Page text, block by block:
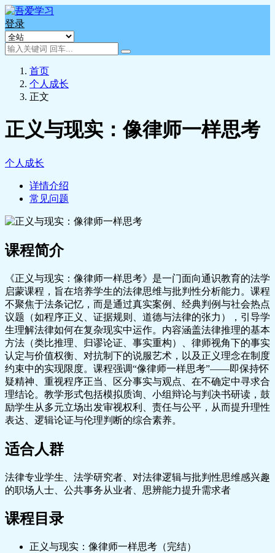
登录
首页
个人成长
正文
正义与现实：像律师一样思考
个人成长
详情介绍
常见问题
课程简介
《正义与现实：像律师一样思考》是一门面向通识教育的法学
启蒙课程，旨在培养学生的法律思维与批判性分析能力。课程
不聚焦于法条记忆，而是通过真实案例、经典判例与社会热点
议题（如程序正义、证据规则、道德与法律的张力），引导学
生理解法律如何在复杂现实中运作。内容涵盖法律推理的基本
方法（类比推理、归谬论证、事实重构）、律师视角下的事实
认定与价值权衡、对抗制下的说服艺术，以及正义理念在制度
约束中的实现限度。课程强调“像律师一样思考”——即保持怀
疑精神、重视程序正当、区分事实与观点、在不确定中寻求合
理结论。教学形式包括模拟质询、小组辩论与判决书研读，鼓
励学生从多元立场出发审视权利、责任与公平，从而提升理性
表达、逻辑论证与伦理判断的综合素养。
适合人群
法律专业学生、法学研究者、对法律逻辑与批判性思维感兴趣
的职场人士、公共事务从业者、思辨能力提升需求者
课程目录
正义与现实：像律师一样思考（完结）